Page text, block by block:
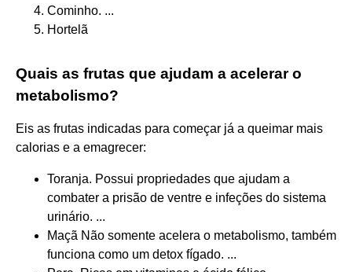
Cominho. ...
Hortelã
Quais as frutas que ajudam a acelerar o
metabolismo?
Eis as frutas indicadas para começar já a queimar mais
calorias e a emagrecer:
Toranja. Possui propriedades que ajudam a
combater a prisão de ventre e infeções do sistema
urinário. ...
Maçã Não somente acelera o metabolismo, também
funciona como um detox fígado. ...